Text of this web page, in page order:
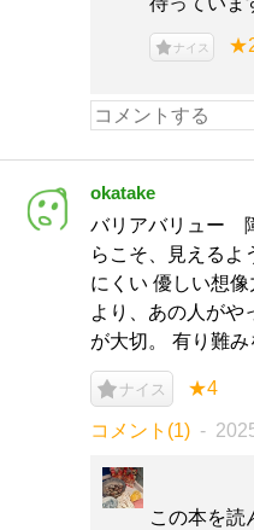
ナイス
okatake
バリアバリュー
らこそ、見えるよ
にくい 優しい想
より、あの人がや
が大切。 有り難
ナイス ★4
コメント(1)
この本を読